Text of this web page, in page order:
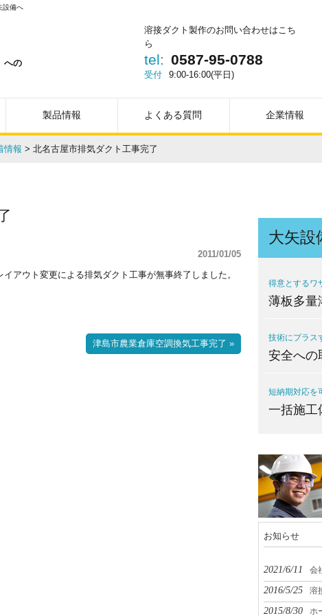
設備へ
への
溶接ダクト製作のお問い合わせはこち
ら
tel: 0587-95-0788
受付 9:00-16:00(平日)
製品情報 よくある質問 企業情報
情報 > 北名古屋市排気ダクト工事完了
2011/01/05
アウト変更による排気ダクト工事が無事終了しました。
津島市農業倉庫空調換気工事完了 »
大矢設
得意とするワ
薄板多量
技術にプラス
安全への
短納期対応を
一括施工
お知らせ
2021/6/11 会
2016/5/25 溶
2015/8/30 ホ